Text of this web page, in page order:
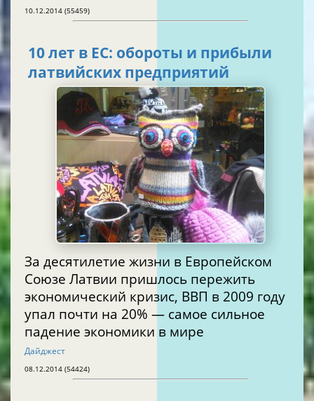
10.12.2014 (55459)
10 лет в ЕС: обороты и прибыли
латвийских предприятий
За десятилетие жизни в Европейском
Союзе Латвии пришлось пережить
экономический кризис, ВВП в 2009 году
упал почти на 20% — самое сильное
падение экономики в мире
Дайджест
08.12.2014 (54424)